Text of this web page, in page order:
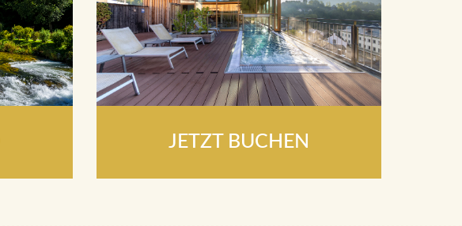
JETZT BUCHEN